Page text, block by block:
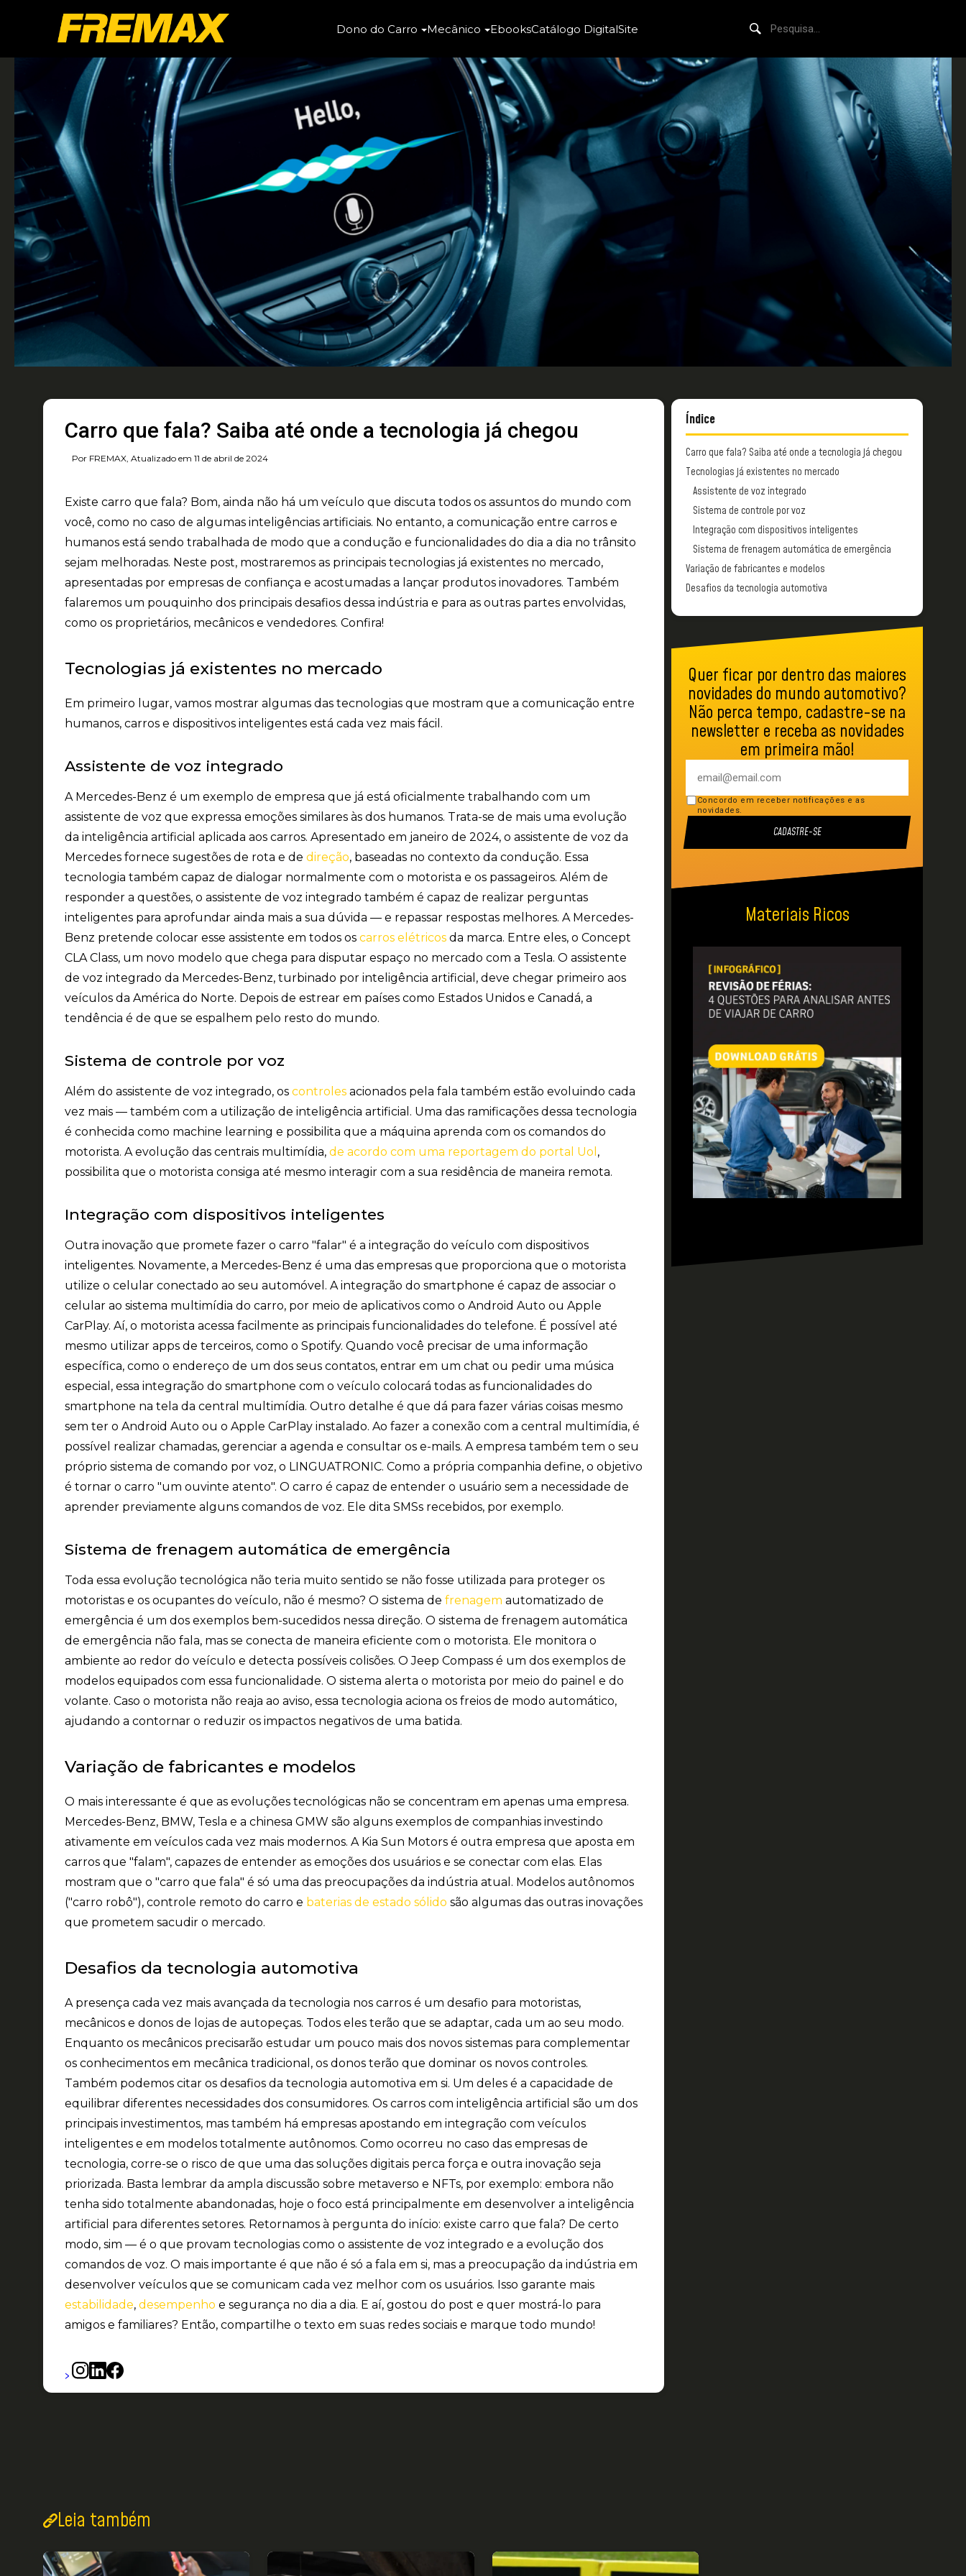
Dono do Carro Mecânico EbooksCatálogo DigitalSite
Carro que fala? Saiba até onde a tecnologia já chegou
Por FREMAX, Atualizado em 11 de abril de 2024
Existe carro que fala? Bom, ainda não há um veículo que discuta todos os assuntos do mundo com
você, como no caso de algumas inteligências artificiais. No entanto, a comunicação entre carros e
humanos está sendo trabalhada de modo que a condução e funcionalidades do dia a dia no trânsito
sejam melhoradas. Neste post, mostraremos as principais tecnologias já existentes no mercado,
apresentadas por empresas de confiança e acostumadas a lançar produtos inovadores. Também
falaremos um pouquinho dos principais desafios dessa indústria e para as outras partes envolvidas,
como os proprietários, mecânicos e vendedores. Confira!
Tecnologias já existentes no mercado
Em primeiro lugar, vamos mostrar algumas das tecnologias que mostram que a comunicação entre
humanos, carros e dispositivos inteligentes está cada vez mais fácil.
Assistente de voz integrado
A Mercedes-Benz é um exemplo de empresa que já está oficialmente trabalhando com um
assistente de voz que expressa emoções similares às dos humanos. Trata-se de mais uma evolução
da inteligência artificial aplicada aos carros. Apresentado em janeiro de 2024, o assistente de voz da
Mercedes fornece sugestões de rota e de direção, baseadas no contexto da condução. Essa
tecnologia também capaz de dialogar normalmente com o motorista e os passageiros. Além de
responder a questões, o assistente de voz integrado também é capaz de realizar perguntas
inteligentes para aprofundar ainda mais a sua dúvida — e repassar respostas melhores. A Mercedes-
Benz pretende colocar esse assistente em todos os carros elétricos da marca. Entre eles, o Concept
CLA Class, um novo modelo que chega para disputar espaço no mercado com a Tesla. O assistente
de voz integrado da Mercedes-Benz, turbinado por inteligência artificial, deve chegar primeiro aos
veículos da América do Norte. Depois de estrear em países como Estados Unidos e Canadá, a
tendência é de que se espalhem pelo resto do mundo.
Sistema de controle por voz
Além do assistente de voz integrado, os controles acionados pela fala também estão evoluindo cada
vez mais — também com a utilização de inteligência artificial. Uma das ramificações dessa tecnologia
é conhecida como machine learning e possibilita que a máquina aprenda com os comandos do
motorista. A evolução das centrais multimídia, de acordo com uma reportagem do portal Uol ,
possibilita que o motorista consiga até mesmo interagir com a sua residência de maneira remota.
Integração com dispositivos inteligentes
Outra inovação que promete fazer o carro "falar" é a integração do veículo com dispositivos
inteligentes. Novamente, a Mercedes-Benz é uma das empresas que proporciona que o motorista
utilize o celular conectado ao seu automóvel. A integração do smartphone é capaz de associar o
celular ao sistema multimídia do carro, por meio de aplicativos como o Android Auto ou Apple
CarPlay. Aí, o motorista acessa facilmente as principais funcionalidades do telefone. É possível até
mesmo utilizar apps de terceiros, como o Spotify. Quando você precisar de uma informação
específica, como o endereço de um dos seus contatos, entrar em um chat ou pedir uma música
especial, essa integração do smartphone com o veículo colocará todas as funcionalidades do
smartphone na tela da central multimídia. Outro detalhe é que dá para fazer várias coisas mesmo
sem ter o Android Auto ou o Apple CarPlay instalado. Ao fazer a conexão com a central multimídia, é
possível realizar chamadas, gerenciar a agenda e consultar os e-mails. A empresa também tem o seu
próprio sistema de comando por voz, o LINGUATRONIC. Como a própria companhia define, o objetivo
é tornar o carro "um ouvinte atento". O carro é capaz de entender o usuário sem a necessidade de
aprender previamente alguns comandos de voz. Ele dita SMSs recebidos, por exemplo.
Sistema de frenagem automática de emergência
Toda essa evolução tecnológica não teria muito sentido se não fosse utilizada para proteger os
motoristas e os ocupantes do veículo, não é mesmo? O sistema de frenagem automatizado de
emergência é um dos exemplos bem-sucedidos nessa direção. O sistema de frenagem automática
de emergência não fala, mas se conecta de maneira eficiente com o motorista. Ele monitora o
ambiente ao redor do veículo e detecta possíveis colisões. O Jeep Compass é um dos exemplos de
modelos equipados com essa funcionalidade. O sistema alerta o motorista por meio do painel e do
volante. Caso o motorista não reaja ao aviso, essa tecnologia aciona os freios de modo automático,
ajudando a contornar o reduzir os impactos negativos de uma batida.
Variação de fabricantes e modelos
O mais interessante é que as evoluções tecnológicas não se concentram em apenas uma empresa.
Mercedes-Benz, BMW, Tesla e a chinesa GMW são alguns exemplos de companhias investindo
ativamente em veículos cada vez mais modernos. A Kia Sun Motors é outra empresa que aposta em
carros que "falam", capazes de entender as emoções dos usuários e se conectar com elas. Elas
mostram que o "carro que fala" é só uma das preocupações da indústria atual. Modelos autônomos
("carro robô"), controle remoto do carro e baterias de estado sólido são algumas das outras inovações
que prometem sacudir o mercado.
Desafios da tecnologia automotiva
A presença cada vez mais avançada da tecnologia nos carros é um desafio para motoristas,
mecânicos e donos de lojas de autopeças. Todos eles terão que se adaptar, cada um ao seu modo.
Enquanto os mecânicos precisarão estudar um pouco mais dos novos sistemas para complementar
os conhecimentos em mecânica tradicional, os donos terão que dominar os novos controles.
Também podemos citar os desafios da tecnologia automotiva em si. Um deles é a capacidade de
equilibrar diferentes necessidades dos consumidores. Os carros com inteligência artificial são um dos
principais investimentos, mas também há empresas apostando em integração com veículos
inteligentes e em modelos totalmente autônomos. Como ocorreu no caso das empresas de
tecnologia, corre-se o risco de que uma das soluções digitais perca força e outra inovação seja
priorizada. Basta lembrar da ampla discussão sobre metaverso e NFTs, por exemplo: embora não
tenha sido totalmente abandonadas, hoje o foco está principalmente em desenvolver a inteligência
artificial para diferentes setores. Retornamos à pergunta do início: existe carro que fala? De certo
modo, sim — é o que provam tecnologias como o assistente de voz integrado e a evolução dos
comandos de voz. O mais importante é que não é só a fala em si, mas a preocupação da indústria em
desenvolver veículos que se comunicam cada vez melhor com os usuários. Isso garante mais
estabilidade, desempenho e segurança no dia a dia. E aí, gostou do post e quer mostrá-lo para
amigos e familiares? Então, compartilhe o texto em suas redes sociais e marque todo mundo!
>
Índice
Carro que fala? Saiba até onde a tecnologia já chegou
Tecnologias já existentes no mercado
Assistente de voz integrado
Sistema de controle por voz
Integração com dispositivos inteligentes
Sistema de frenagem automática de emergência
Variação de fabricantes e modelos
Desafios da tecnologia automotiva
Quer ficar por dentro das maiores
novidades do mundo automotivo?
Não perca tempo, cadastre-se na
newsletter e receba as novidades
em primeira mão!
Concordo em receber notificações e as
novidades.
CADASTRE-SE
Materiais Ricos
Leia também